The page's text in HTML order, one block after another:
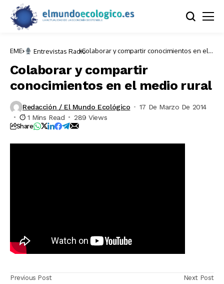
EME Entrevistas RadioColaborar y compartir conocimientos en el
Colaborar y compartir
conocimientos en el medio rural
Redacción / El Mundo Ecológico
17 De Marzo De 2014
1 Mins Read
289 Views
Share
Previous Post Next Post